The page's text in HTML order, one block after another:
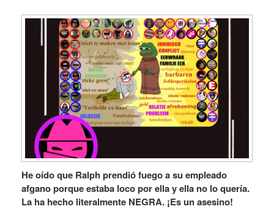
He oído que Ralph prendió fuego a su empleado
afgano porque estaba loco por ella y ella no lo quería.
La ha hecho literalmente NEGRA. ¡Es un asesino!